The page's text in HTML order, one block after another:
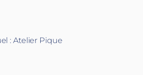
: Atelier Pique